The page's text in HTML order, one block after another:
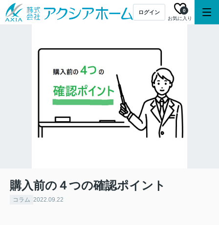
ログイン
お気に入り
0
購入前の４つの確認ポイント
コラム 2022.09.22